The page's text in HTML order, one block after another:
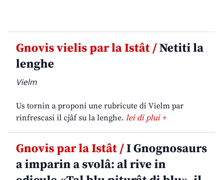
Gnovis vielis par la Istât /Netiti la
lenghe
Vielm
Us tornin a proponi une rubricute di Vielm par
rinfrescasi il cjâf su la lenghe. lei di plui +
Gnovis par la Istât /I Gnognosaurs
a imparin a svolâ: al rive in